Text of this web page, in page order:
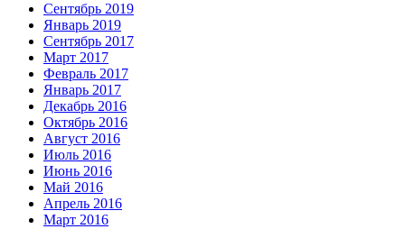
Сентябрь 2019
Январь 2019
Сентябрь 2017
Март 2017
Февраль 2017
Январь 2017
Декабрь 2016
Октябрь 2016
Август 2016
Июль 2016
Июнь 2016
Май 2016
Апрель 2016
Март 2016